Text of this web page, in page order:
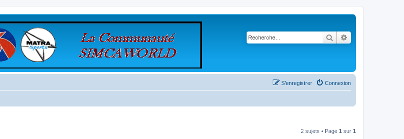
Rechercher
Connexion
S’enregistrer
2 sujets • Page 1 sur 1